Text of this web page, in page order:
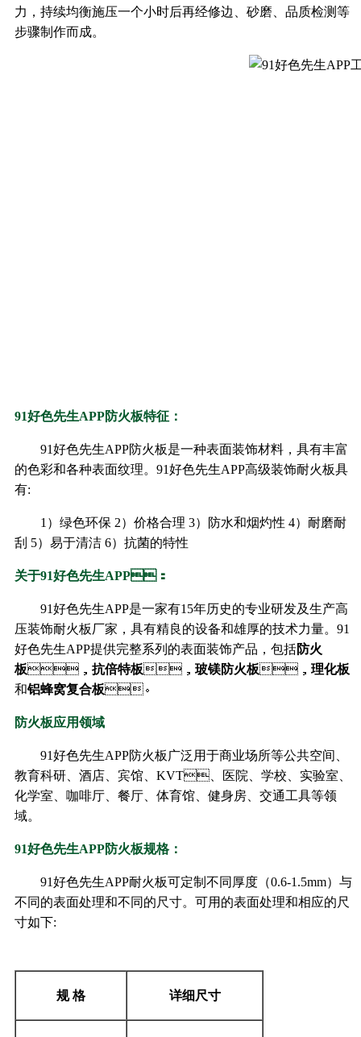
力，持续均衡施压一个小时后再经修边、砂磨、品质检测等
步骤制作而成。
91好色先生APP防火板特征：
91好色先生APP防火板是一种表面装饰材料，具有丰富
的色彩和各种表面纹理。91好色先生APP高级装饰耐火板具
有:
1）绿色环保 2）价格合理 3）防水和烟灼性 4）耐磨耐
刮 5）易于清洁 6）抗菌的特性
关于91好色先生APP：
91好色先生APP是一家有15年历史的专业研发及生产高
压装饰耐火板厂家，具有精良的设备和雄厚的技术力量。91
好色先生APP提供完整系列的表面装饰产品，包括防火
板， 抗倍特板， 玻镁防火板， 理化板
和铝蜂窝复合板。
防火板应用领域
91好色先生APP防火板广泛用于商业场所等公共空间、
教育科研、酒店、宾馆、KVT、医院、学校、实验室、
化学室、咖啡厅、餐厅、体育馆、健身房、交通工具等领
域。
91好色先生APP防火板规格：
91好色先生APP耐火板可定制不同厚度（0.6-1.5mm）与
不同的表面处理和不同的尺寸。可用的表面处理和相应的尺
寸如下:
规 格 详细尺寸